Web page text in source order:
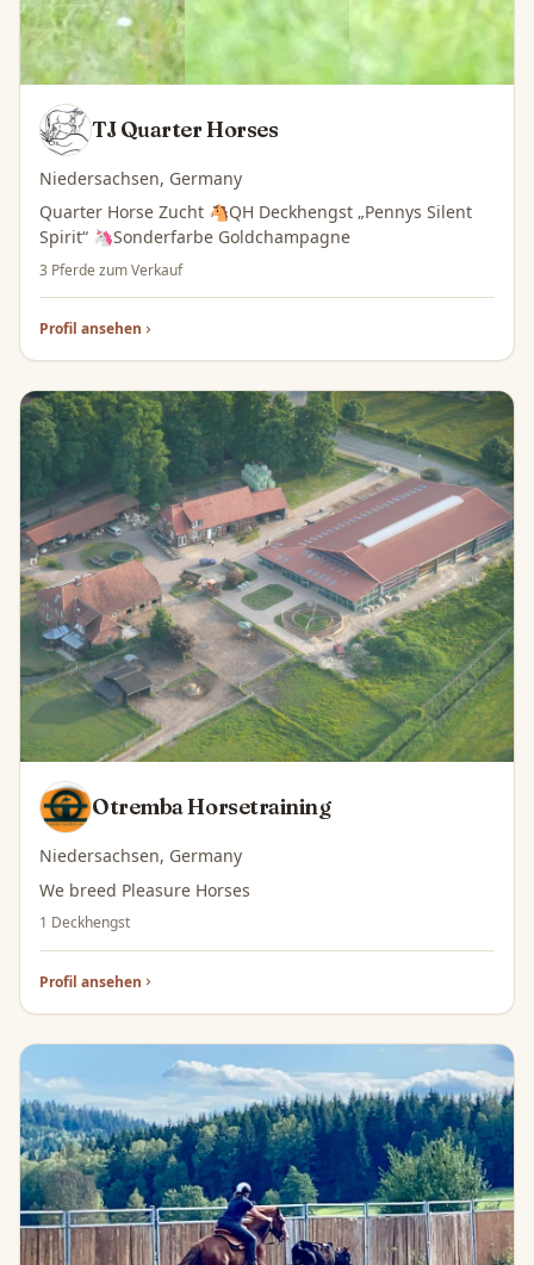
TJ Quarter Horses
Niedersachsen, Germany
Quarter Horse Zucht 🐴QH Deckhengst „Pennys Silent
Spirit“ 🦄Sonderfarbe Goldchampagne
3 Pferde zum Verkauf
Profil ansehen
Otremba Horsetraining
Niedersachsen, Germany
We breed Pleasure Horses
1 Deckhengst
Profil ansehen